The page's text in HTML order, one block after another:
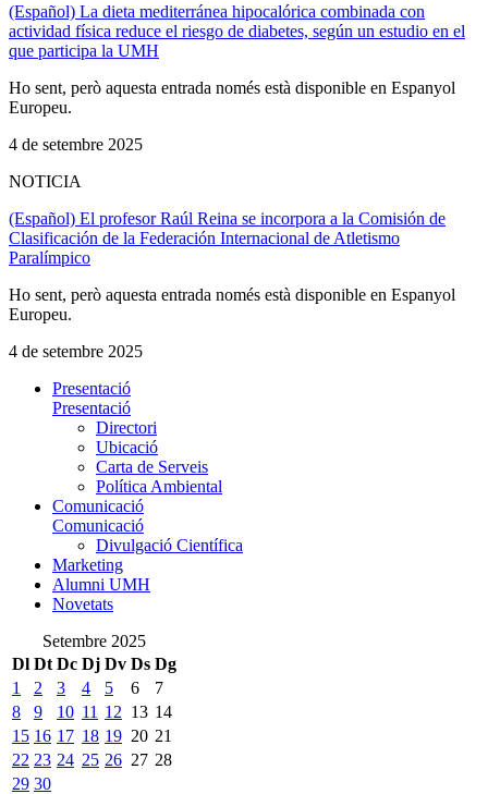
(Español) La dieta mediterránea hipocalórica combinada con
actividad física reduce el riesgo de diabetes, según un estudio en el
que participa la UMH
Ho sent, però aquesta entrada només està disponible en Espanyol
Europeu.
4 de setembre 2025
NOTICIA
(Español) El profesor Raúl Reina se incorpora a la Comisión de
Clasificación de la Federación Internacional de Atletismo
Paralímpico
Ho sent, però aquesta entrada només està disponible en Espanyol
Europeu.
4 de setembre 2025
Presentació
Presentació
Directori
Ubicació
Carta de Serveis
Política Ambiental
Comunicació
Comunicació
Divulgació Científica
Marketing
Alumni UMH
Novetats
Setembre 2025
Dl Dt Dc Dj Dv Ds Dg
1
2 3 4 5 6
7
8
9 10 11 12 13 14
15 16 17 18 19 20 21
22 23 24 25 26 27 28
29 30